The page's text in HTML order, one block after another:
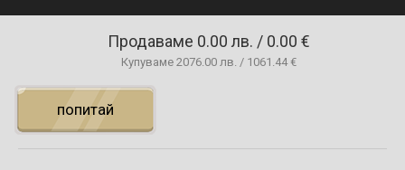
Продаваме 0.00 лв. / 0.00 €
Купуваме 2076.00 лв. / 1061.44 €
попитай